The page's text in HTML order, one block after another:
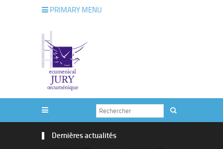
PRIMARY MENU
Dernières actualités